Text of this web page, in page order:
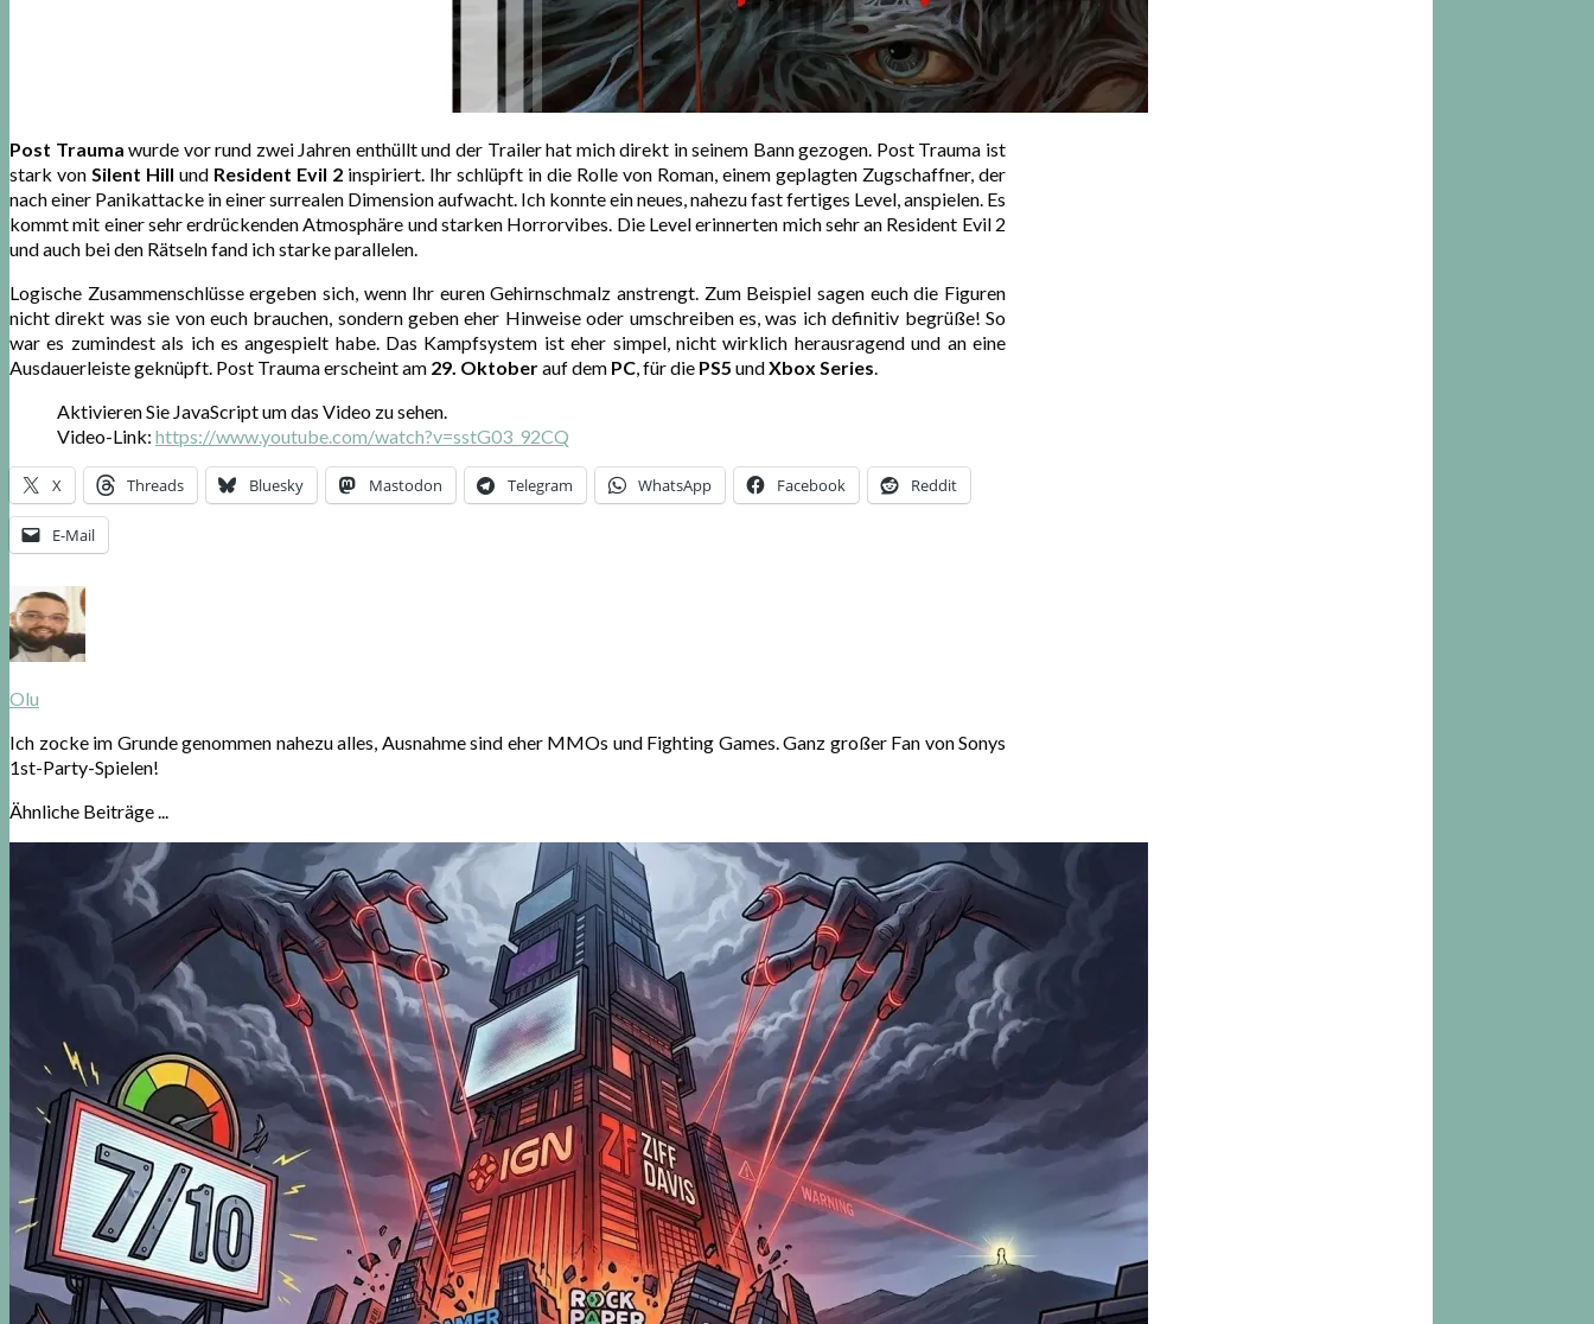
Post Trauma wurde vor rund zwei Jahren enthüllt und der Trailer hat mich direkt in seinem Bann gezogen. Post Trauma ist
stark von Silent Hill und Resident Evil 2 inspiriert. Ihr schlüpft in die Rolle von Roman, einem geplagten Zugschaffner, der
nach einer Panikattacke in einer surrealen Dimension aufwacht. Ich konnte ein neues, nahezu fast fertiges Level, anspielen. Es
kommt mit einer sehr erdrückenden Atmosphäre und starken Horrorvibes. Die Level erinnerten mich sehr an Resident Evil 2
und auch bei den Rätseln fand ich starke parallelen.
Logische Zusammenschlüsse ergeben sich, wenn Ihr euren Gehirnschmalz anstrengt. Zum Beispiel sagen euch die Figuren
nicht direkt was sie von euch brauchen, sondern geben eher Hinweise oder umschreiben es, was ich definitiv begrüße! So
war es zumindest als ich es angespielt habe. Das Kampfsystem ist eher simpel, nicht wirklich herausragend und an eine
Ausdauerleiste geknüpft. Post Trauma erscheint am 29. Oktoberauf dem PC , für die PS5 undXbox Series
Aktivieren Sie JavaScript um das Video zu sehen.
Video-Link: https://www.youtube.com/watch?v=sstG03_92CQ
X Threads Bluesky Mastodon Telegram WhatsApp Facebook Reddit
E-Mail
Olu
Ich zocke im Grunde genommen nahezu alles, Ausnahme sind eher MMOs und Fighting Games. Ganz großer Fan von Sonys
1st-Party-Spielen!
Ähnliche Beiträge ...